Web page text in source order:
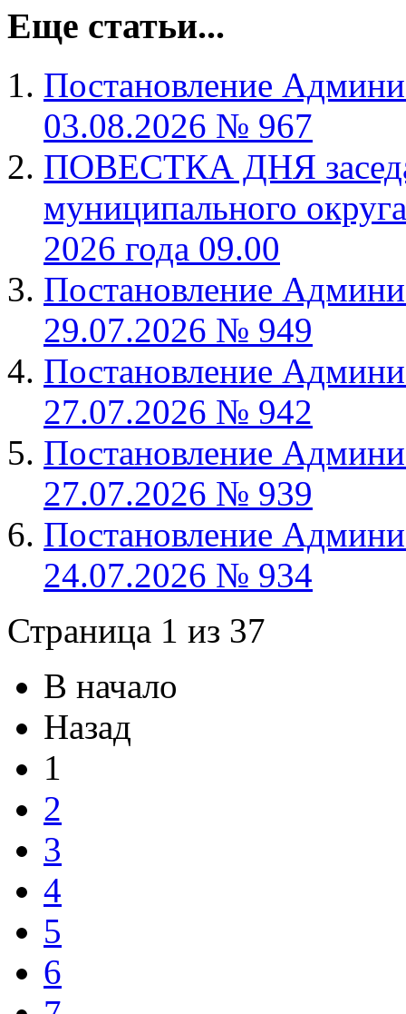
Еще статьи...
Постановление
03.08.2026 № 967
ПОВЕСТКА ДНЯ
муниципального
2026 года 09.00
Постановление
29.07.2026 № 949
Постановление
27.07.2026 № 942
Постановление
27.07.2026 № 939
Постановление
24.07.2026 № 934
Страница 1 из 37
В начало
Назад
1
2
3
4
5
6